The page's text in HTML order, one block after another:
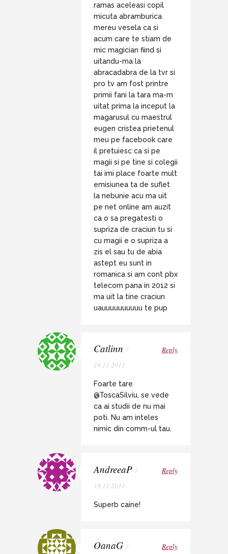
ramas aceleasi copil
micuta abramburica
mereu vesela ca si
acum care te stiam de
mic magician fiind si
uitandu-ma la
abracadabra de la tvr si
pro tv am fost printre
primii fani la tara ma-m
uitat prima la inceput la
magarusul cu maestrul
eugen cristea prietenul
meu pe facebook care
il pretuiesc ca si pe
magii si pe tine si colegii
tai imi place foarte mult
emisiunea ta de suflet
la nebunie acu ma uit
pe net online am auzit
ca o sa pregatesti o
supriza de craciun tu si
cu magii e o supriza a
zis el sau tu de abia
astept eu sunt in
romanica si am cont pbx
telecom pana in 2012 si
ma uit la tine craciun
uauuuuuuuuuu te pup
Catlinn /
19.11.2011
Reply
Foarte tare
@ToscaSilviu, se vede
ca ai studii de nu mai
poti. Nu am inteles
nimic din comm-ul tau.
AndreeaP /
18.11.2011
Reply
Superb caine!
OanaG / Reply